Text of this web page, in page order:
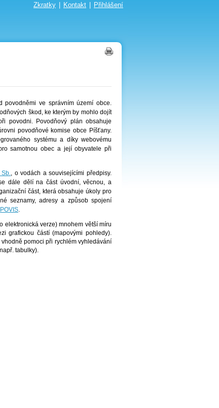
Zkratky Kontakt Přihlášení
povodněmi ve správním území obce.
škod, ke kterým by mohlo dojít
povodni. Povodňový plán obsahuje
povodňové komise obce Píšťany.
systému a díky webovému
samotnou obec a její obyvatele při
, o vodách a souvisejícími předpisy.
dále dělí na část úvodní, věcnou, a
část, která obsahuje úkoly pro
seznamy, adresy a způsob spojení
POVIS.
elektronická verze) mnohem větší míru
grafickou částí (mapovými pohledy).
pomoci při rychlém vyhledávání
tabulky).